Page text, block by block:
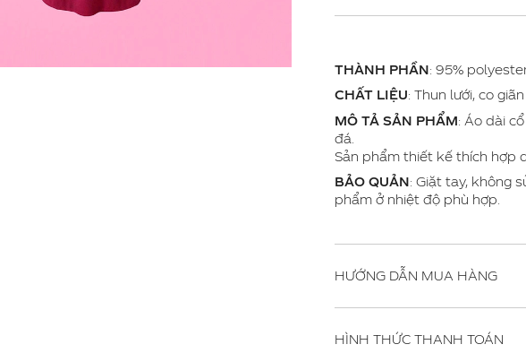
THÀNH PHẦN: 95%
CHẤT LIỆU: Thun lưới, co
MÔ TẢ SẢN PHẨM: Áo dài
đá.
Sản phẩm thiết kế thích hợp
BẢO QUẢN: Giặt tay, không
phẩm ở nhiệt độ phù hợp.
HƯỚNG DẪN MUA HÀNG
HÌNH THỨC THANH TOÁN